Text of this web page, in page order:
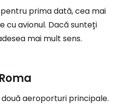
prima dată, cea mai
avionul. Dacă sunteți
mai mult sens.
aeroporturi principale.